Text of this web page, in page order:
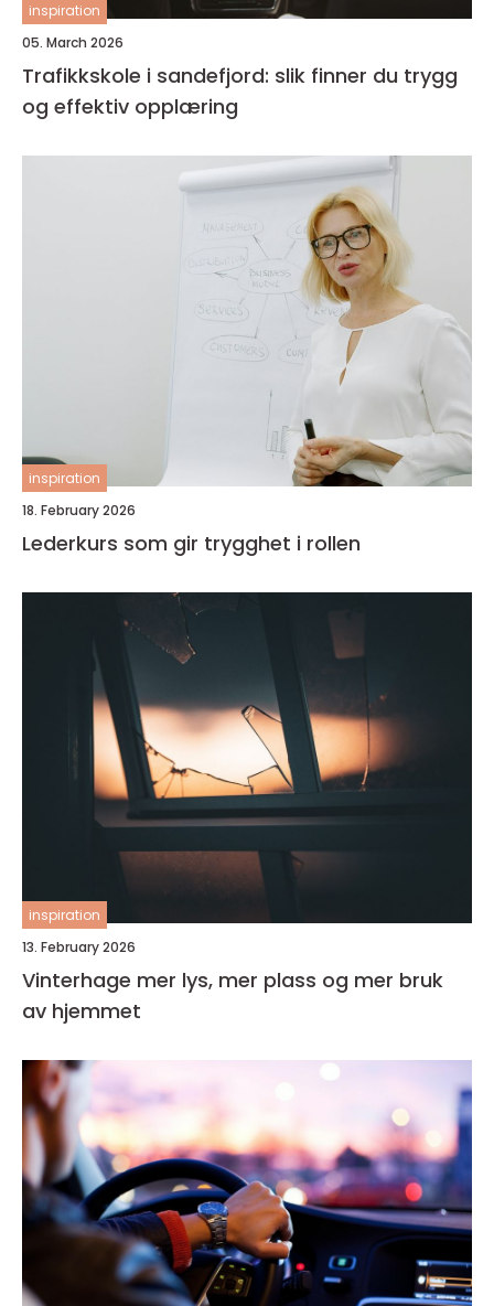
inspiration
05. March 2026
Trafikkskole i sandefjord: slik finner du trygg
og effektiv opplæring
inspiration
18. February 2026
Lederkurs som gir trygghet i rollen
inspiration
13. February 2026
Vinterhage mer lys, mer plass og mer bruk
av hjemmet